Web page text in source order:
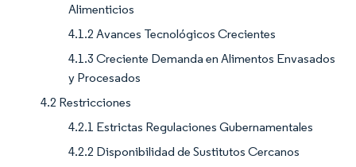
Alimenticios
4.1.2 Avances Tecnológicos Crecientes
4.1.3 Creciente Demanda en Alimentos Envasados
y Procesados
4.2 Restricciones
4.2.1 Estrictas Regulaciones Gubernamentales
4.2.2 Disponibilidad de Sustitutos Cercanos